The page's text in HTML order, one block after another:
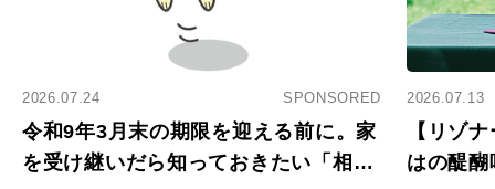
2026.07.24 SPONSORED
令和9年3月末の期限を迎える前に。家
を受け継いだら知っておきたい「相続
2026.07.13
【リゾ
はの醍